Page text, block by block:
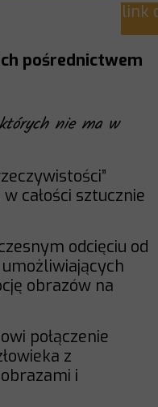
link
pośrednictwem
nie ma w
całości sztucznie
odcięciu od
obrazów na
połączenie
z
i